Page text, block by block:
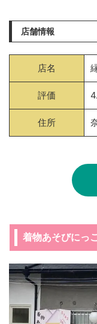
店舗情報
店名
評価
住所
着物あそびにっ